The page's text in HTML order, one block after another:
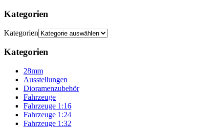
Kategorien
Kategorien
Kategorien
28mm
Ausstellungen
Dioramenzubehör
Fahrzeuge
Fahrzeuge 1:16
Fahrzeuge 1:24
Fahrzeuge 1:32